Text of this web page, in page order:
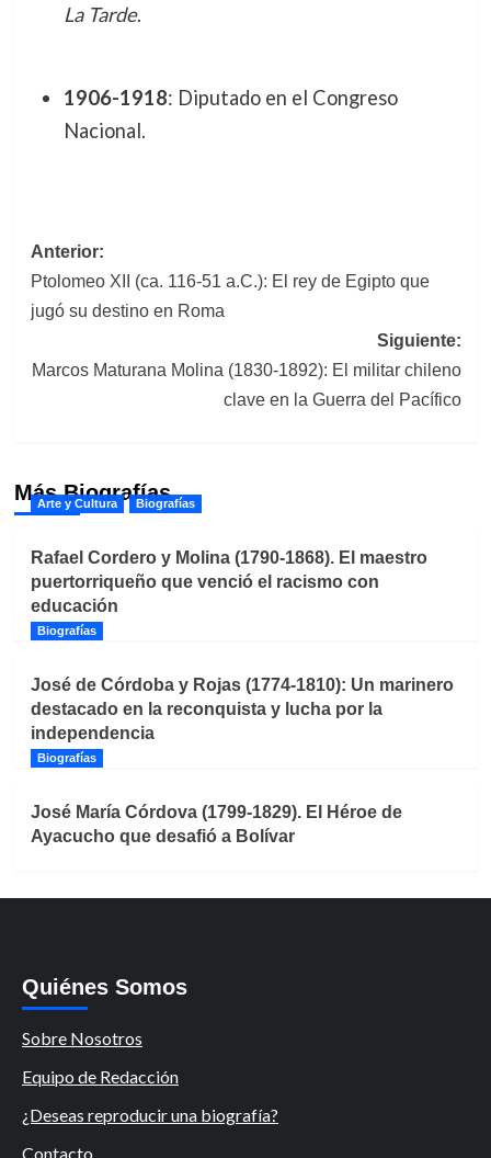
La Tarde.
1906-1918: Diputado en el Congreso
Nacional.
Navegación
de
entradas
Anterior:
Ptolomeo XII (ca. 116-51 a.C.): El rey de Egipto que
jugó su destino en Roma
Siguiente:
Marcos Maturana Molina (1830-1892): El militar chileno
clave en la Guerra del Pacífico
Más Biografías
Arte y Cultura Biografías
Rafael Cordero y Molina (1790-1868). El maestro
puertorriqueño que venció el racismo con
educación
Biografías
José de Córdoba y Rojas (1774-1810): Un marinero
destacado en la reconquista y lucha por la
independencia
Biografías
José María Córdova (1799-1829). El Héroe de
Ayacucho que desafió a Bolívar
Quiénes Somos
Sobre Nosotros
Equipo de Redacción
¿Deseas reproducir una biografía?
Contacto